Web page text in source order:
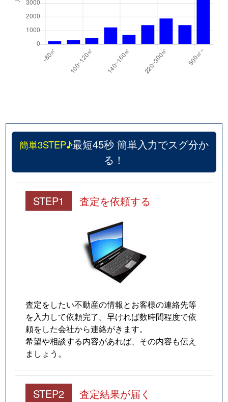
簡単3STEP♪最短45秒 簡単入力でスグ分か
る！
STEP1 査定を依頼する
査定をしたい不動産の情報とお客様の連絡先等
を入力して依頼完了。早ければ数時間程度で依
頼をした会社から連絡がきます。
希望や相談する内容があれば、その内容も伝え
ましょう。
STEP2 査定結果が届く